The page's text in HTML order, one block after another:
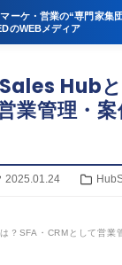
ーケ・営業の“専門家集
のWEBメディア
Hub
業管理・
2025.01.24
SFA・CRMとして営業